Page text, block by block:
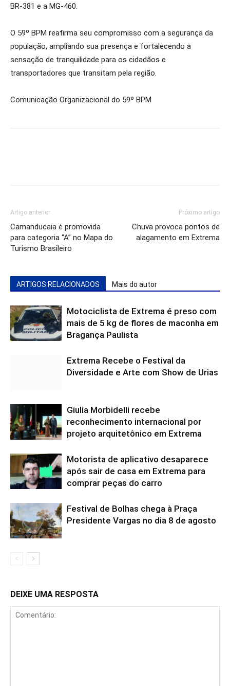
BR-381 e a MG-460.
O 59º BPM reafirma seu compromisso com a segurança da
população, ampliando sua presença e fortalecendo a
sensação de tranquilidade para os cidadãos e
transportadores que transitam pela região.
Comunicação Organizacional do 59º BPM
Artigo anterior
Camanducaia é promovida
para categoria “A” no Mapa do
Turismo Brasileiro
Próximo artigo
Chuva provoca pontos de
alagamento em Extrema
ARTIGOS RELACIONADOS Mais do autor
Motociclista de Extrema é preso com
mais de 5 kg de flores de maconha em
Bragança Paulista
Extrema Recebe o Festival da
Diversidade e Arte com Show de Urias
Giulia Morbidelli recebe
reconhecimento internacional por
projeto arquitetônico em Extrema
Motorista de aplicativo desaparece
após sair de casa em Extrema para
comprar peças do carro
Festival de Bolhas chega à Praça
Presidente Vargas no dia 8 de agosto
DEIXE UMA RESPOSTA